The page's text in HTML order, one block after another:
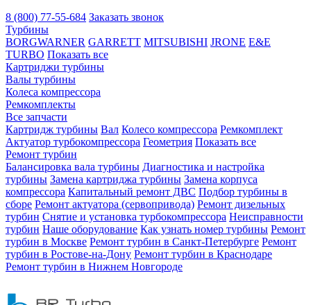
8 (800) 77-55-684 Заказать звонок
Турбины
BORGWARNER GARRETT MITSUBISHI JRONE E&E
TURBO Показать все
Картриджи турбины
Валы турбины
Колеса компрессора
Ремкомплекты
Все запчасти
Картридж турбины Вал Колесо компрессора Ремкомплект
Актуатор турбокомпрессора Геометрия Показать все
Ремонт турбин
Балансировка вала турбины Диагностика и настройка
турбины Замена картриджа турбины Замена корпуса
компрессора Капитальный ремонт ДВС Подбор турбины в
сборе Ремонт актуатора (сервопривода) Ремонт дизельных
турбин Снятие и установка турбокомпрессора Неисправности
турбин Наше оборудование Как узнать номер турбины Ремонт
турбин в Москве Ремонт турбин в Санкт-Петербурге Ремонт
турбин в Ростове-на-Дону Ремонт турбин в Краснодаре
Ремонт турбин в Нижнем Новгороде